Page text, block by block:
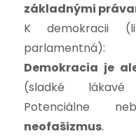
základnými
K demokracii
parlamentná):
Demokracia je
(sladké lákavé
Potenciálne
neofašizmus.